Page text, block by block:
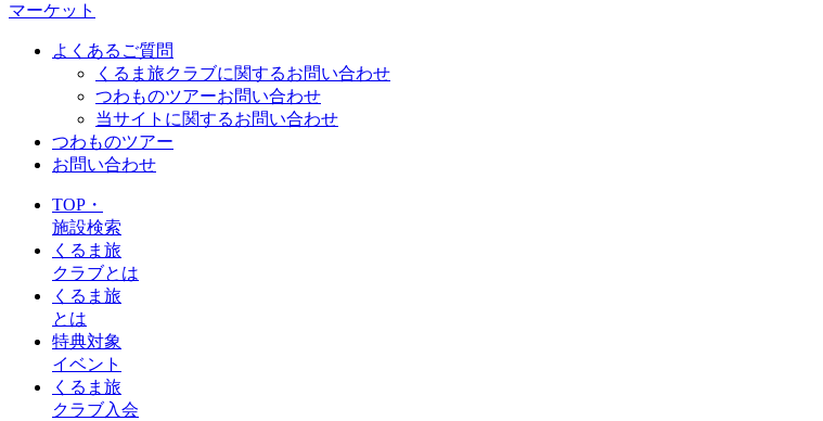
マーケット
よくあるご質問
くるま旅クラブに関するお問い合わせ
つわものツアーお問い合わせ
当サイトに関するお問い合わせ
つわものツアー
お問い合わせ
TOP・
施設検索
くるま旅
クラブとは
くるま旅
とは
特典対象
イベント
くるま旅
クラブ入会